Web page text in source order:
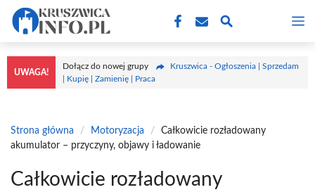
Przejdź
treści
UWAGA!
Dołącz do nowej grupy
Kruszwica - Ogłoszenia | Sprzedam
| Kupię | Zamienię | Praca
Strona główna / Motoryzacja /
Całkowicie rozładowany
akumulator – przyczyny, objawy i ładowanie
Całkowicie rozładowany